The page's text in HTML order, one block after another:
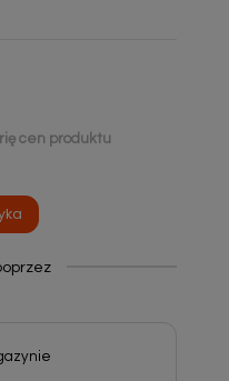
cen produktu